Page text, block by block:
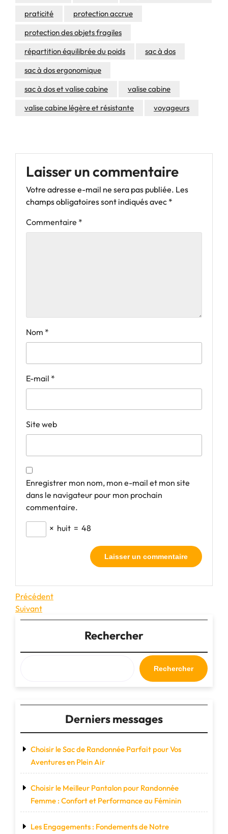
praticité
protection accrue
protection des objets fragiles
répartition équilibrée du poids
sac à dos
sac à dos ergonomique
sac à dos et valise cabine
valise cabine
valise cabine légère et résistante
voyageurs
Laisser un commentaire
Votre adresse e-mail ne sera pas publiée. Les
champs obligatoires sont indiqués avec *
Commentaire *
Nom *
E-mail *
Site web
Enregistrer mon nom, mon e-mail et mon site
dans le navigateur pour mon prochain
commentaire.
× huit = 48
Navigation
de
Article
précédent
Précédent
Article
suivant
Suivant
Rechercher
Rechercher
Derniers messages
Choisir le Sac de Randonnée Parfait pour Vos
Aventures en Plein Air
Choisir le Meilleur Pantalon pour Randonnée
Femme : Confort et Performance au Féminin
Les Engagements : Fondements de Notre